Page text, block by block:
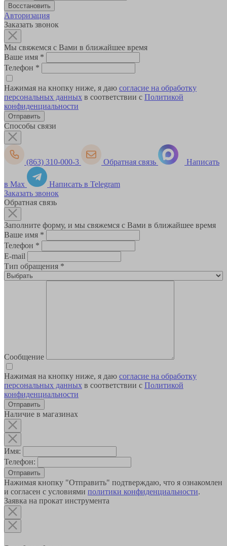
Авторизация
Заказать звонок
Мы свяжемся с Вами в ближайшее время
Ваше имя *
Телефон *
Нажимая на кнопку ниже, я даю согласие на обработку
персональных данных в соответствии с Политикой
конфиденциальности
Способы связи
(863) 310-000-3 Обратная связь Написать
в Max
Написать в Telegram
Заказать звонок
Обратная связь
Заполните форму, и мы свяжемся с Вами в ближайшее время
Ваше имя *
Телефон *
E-mail
Тип обращения *
Сообщение
Нажимая на кнопку ниже, я даю согласие на обработку
персональных данных в соответствии с Политикой
конфиденциальности
Наличие в магазинах
Имя:
Телефон:
Отправить
Нажимая кнопку "Отправить" подтверждаю, что я ознакомлен
и согласен с условиями политики конфиденциальности.
Заявка на прокат инструмента